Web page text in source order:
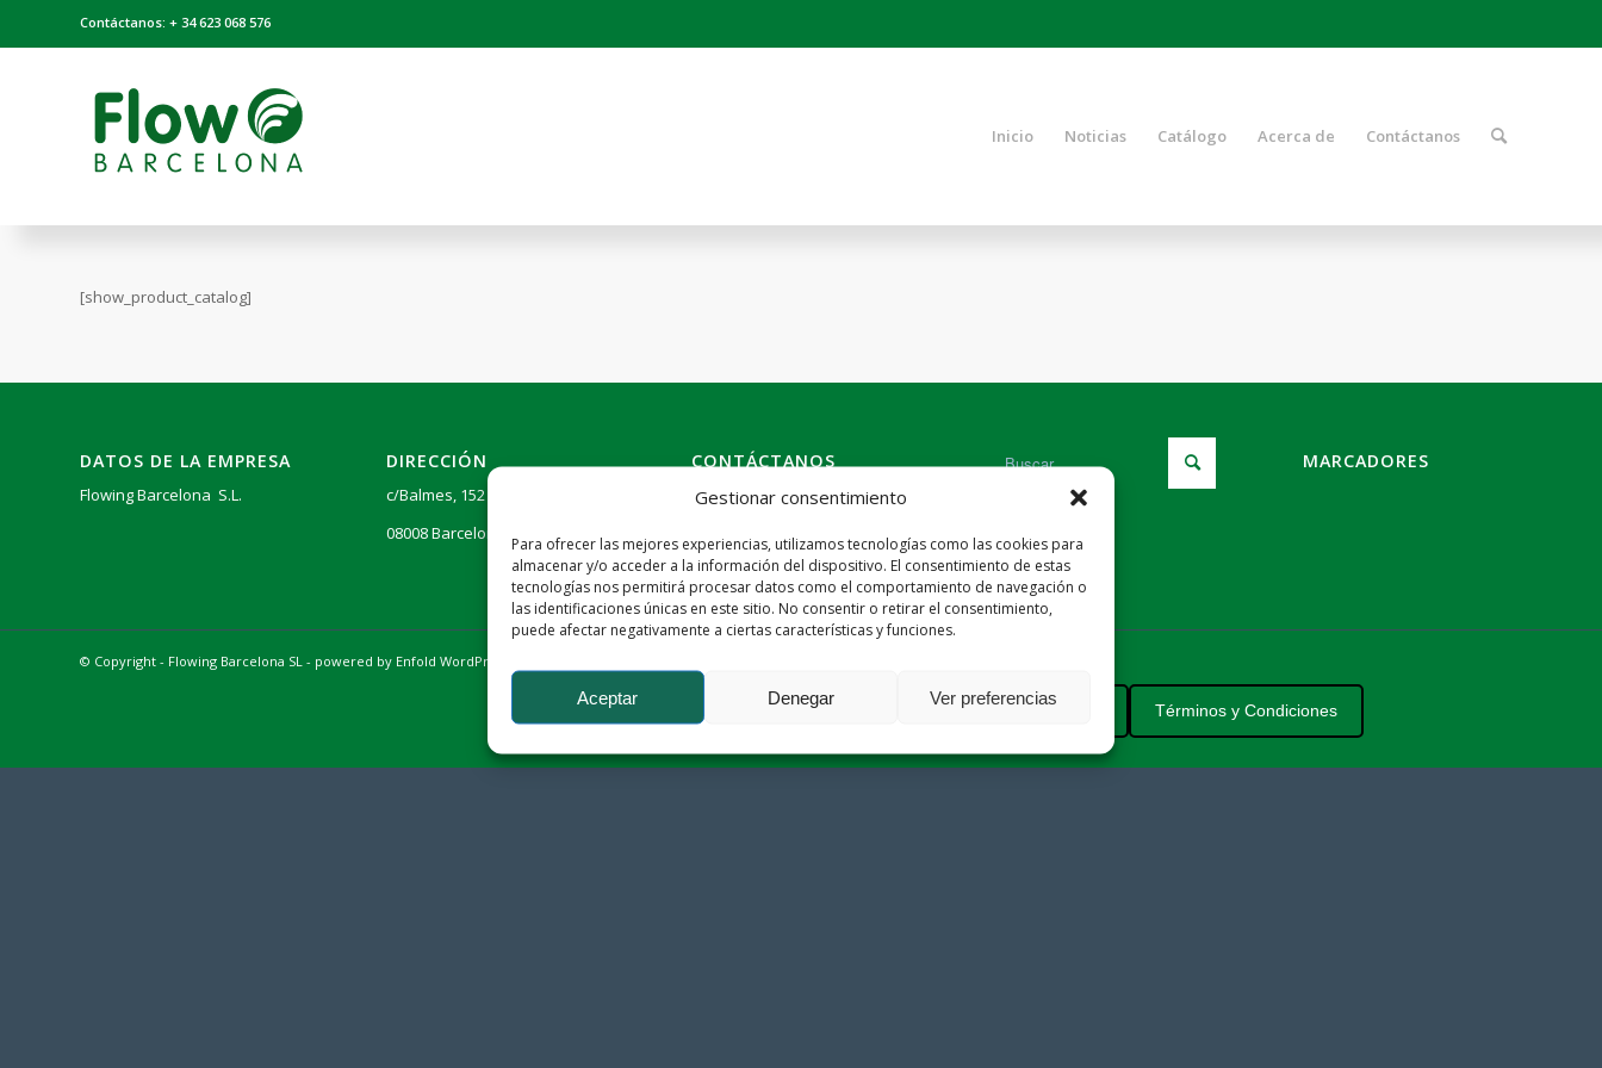
Gestionar consentimiento
Para ofrecer las mejores experiencias, utilizamos tecnologías como las cookies para
almacenar y/o acceder a la información del dispositivo. El consentimiento de estas
tecnologías nos permitirá procesar datos como el comportamiento de navegación o
las identificaciones únicas en este sitio. No consentir o retirar el consentimiento,
puede afectar negativamente a ciertas características y funciones.
Aceptar Denegar Ver preferencias
Contáctanos: + 34 623 068 576
Inicio Noticias Catálogo Acerca de Contáctanos
[show_product_catalog]
DATOS DE LA EMPRESA
Flowing Barcelona S.L.
DIRECCIÓN
c/Balmes, 152 6º4ª
08008 Barcelona
CONTÁCTANOS MARCADORES
© Copyright - Flowing Barcelona SL - powered by Enfold WordPress Theme
Política de Privacidad Política de Cookies Términos y Condiciones